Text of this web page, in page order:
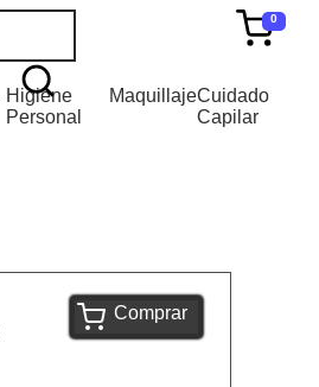
0
Higiene
Personal
MaquillajeCuidado
Capilar
Comprar